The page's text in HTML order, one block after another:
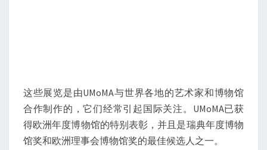
这些展览是由UMoMA与世界各地的艺术家和博物馆
合作制作的，它们经常引起国际关注。UMoMA已获
得欧洲年度博物馆的特别表彰，并且是瑞典年度博物
馆奖和欧洲理事会博物馆奖的最佳候选人之一。